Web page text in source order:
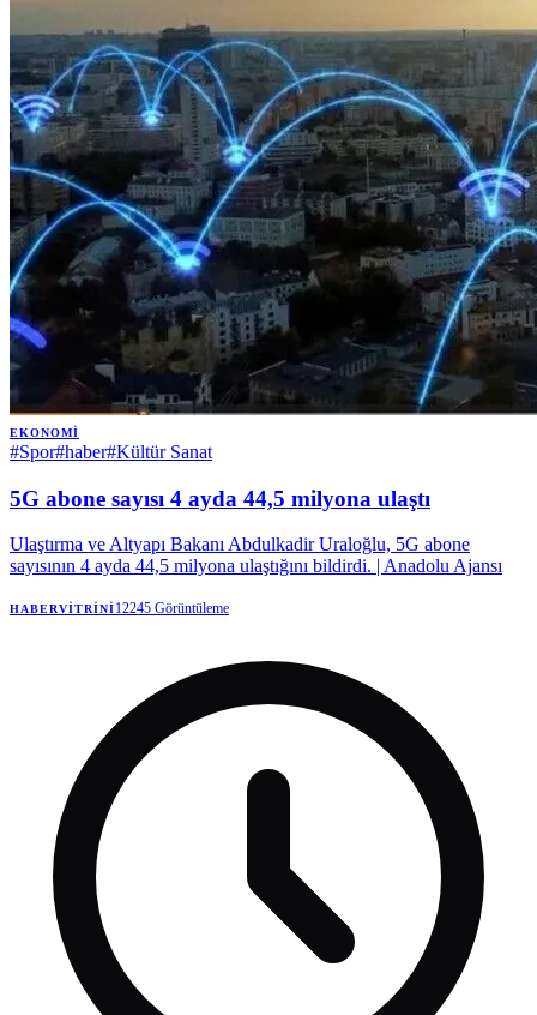
EKONOMI
#Spor#haber#Kültür Sanat
5G abone sayısı 4 ayda 44,5 milyona ulaştı
Ulaştırma ve Altyapı Bakanı Abdulkadir Uraloğlu, 5G abone
sayısının 4 ayda 44,5 milyona ulaştığını bildirdi. | Anadolu Ajansı
HABERVITRINI12245 Görüntüleme